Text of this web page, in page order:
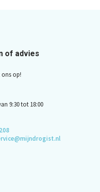
of advies
op!
9:30 tot 18:00